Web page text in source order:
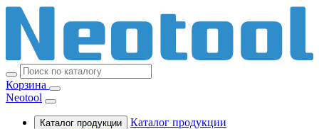
Корзина
Neotool
Каталог продукции
Каталог продукции